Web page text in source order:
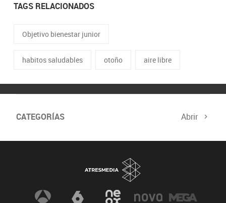
TAGS RELACIONADOS
Objetivo bienestar junior
habitos saludables otoño aire libre
CATEGORÍAS Abrir